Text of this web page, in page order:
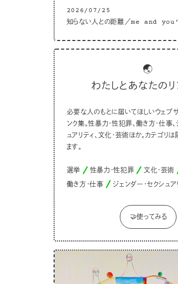
2026/07/25
知らない人との距離／me and
🌏
わたしとあなたの
必要な人のもとに届いてほしいウェブ
ンク集。性暴力・性犯罪、働き方・仕事
ュアリティ、文化・芸術ほか。カテゴリ
ます。
選挙 性暴力・性犯罪
文化・芸術
働き方・仕事
ジェンダー・セクシュア
🤝使ってみる